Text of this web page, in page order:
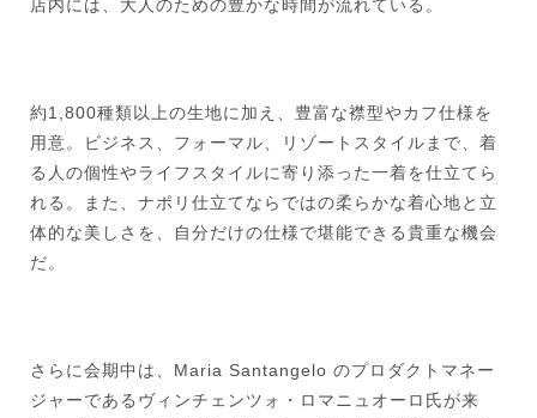
店内には、大人のための豊かな時間が流れている。
約1,800種類以上の生地に加え、豊富な襟型やカフ仕様を
用意。ビジネス、フォーマル、リゾートスタイルまで、着
る人の個性やライフスタイルに寄り添った一着を仕立てら
れる。また、ナポリ仕立てならではの柔らかな着心地と立
体的な美しさを、自分だけの仕様で堪能できる貴重な機会
だ。
さらに会期中は、Maria Santangelo のプロダクトマネー
ジャーであるヴィンチェンツォ・ロマニュオーロ氏が来